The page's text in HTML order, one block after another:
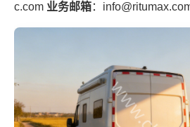
c.com 业务邮箱：